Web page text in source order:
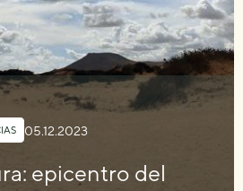
05.12.2023
epicentro del